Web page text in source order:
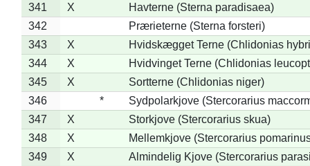
341
X
Havterne (Sterna paradisaea)
342
Prærieterne (Sterna forsteri)
343
X
Hvidskægget Terne (Chlidonias
344
X
Hvidvinget Terne (Chlidonias
345
X
Sortterne (Chlidonias niger)
346
*
Sydpolarkjove (Stercorarius
347
X
Storkjove (Stercorarius skua)
348
X
Mellemkjove (Stercorarius
349
X
Almindelig Kjove (Stercorarius